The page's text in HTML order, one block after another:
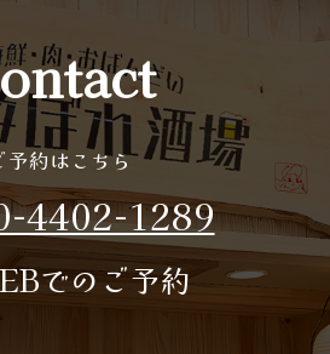
予約はこちら
4402-1289
でのご予約